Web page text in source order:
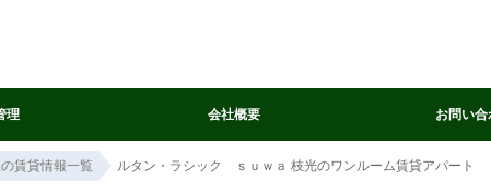
理 会社概要 お問い合
賃貸情報一覧 ルタン・ラシック ｓｕｗａ 枝光のワンルーム賃貸アパート